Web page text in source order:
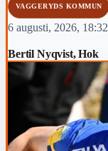
VAGGERYDS KOMMUN
6 augusti, 2026, 18:32
Bertil Nyqvist, Hok